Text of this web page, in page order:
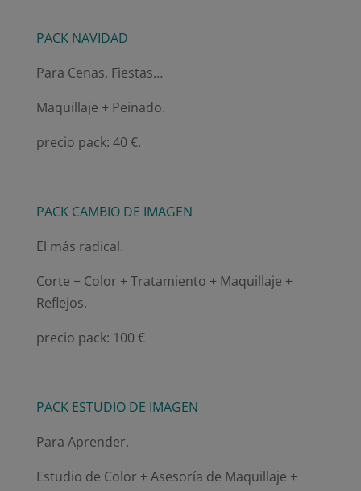
PACK NAVIDAD
Para Cenas, Fiestas…
Maquillaje + Peinado.
precio pack: 40 €.
PACK CAMBIO DE IMAGEN
El más radical.
Corte + Color + Tratamiento + Maquillaje +
Reflejos.
precio pack: 100 €
PACK ESTUDIO DE IMAGEN
Para Aprender.
Estudio de Color + Asesoría de Maquillaje +